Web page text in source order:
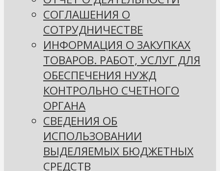
СОГЛАШЕНИЯ О
СОТРУДНИЧЕСТВЕ
ИНФОРМАЦИЯ О ЗАКУПКАХ
ТОВАРОВ. РАБОТ, УСЛУГ ДЛЯ
ОБЕСПЕЧЕНИЯ НУЖД
КОНТРОЛЬНО СЧЕТНОГО
ОРГАНА
СВЕДЕНИЯ ОБ
ИСПОЛЬЗОВАНИИ
ВЫДЕЛЯЕМЫХ БЮДЖЕТНЫХ
СРЕДСТВ